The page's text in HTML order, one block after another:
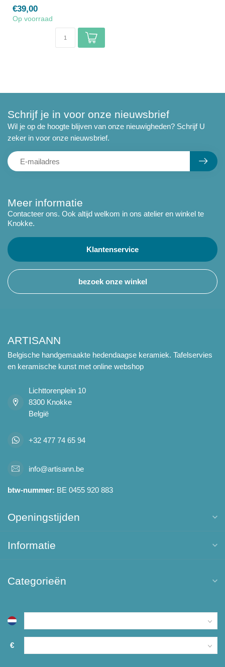
€39,00
Op voorraad
Meer informatie
Contacteer ons. Ook altijd welkom in ons atelier en winkel te
Knokke.
Klantenservice
bezoek onze winkel
Schrijf je in voor onze nieuwsbrief
Wil je op de hoogte blijven van onze nieuwigheden? Schrijf U
zeker in voor onze nieuwsbrief.
ARTISANN
Belgische handgemaakte hedendaagse keramiek. Tafelservies
en keramische kunst met online webshop
Lichttorenplein 10
8300 Knokke
België
+32 477 74 65 94
info@artisann.be
btw-nummer: BE 0455 920 883
Openingstijden
Informatie
Categorieën
€